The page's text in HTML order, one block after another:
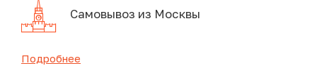
Самовывоз из Москвы
Подробнее